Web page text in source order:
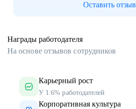
Оставить отзыв
Награды работодателя
На основе отзывов сотрудников
Карьерный рост
У 1.6% работодателей
Корпоративная культура